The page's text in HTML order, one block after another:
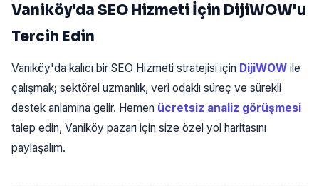
Vaniköy'da SEO Hizmeti İçin DijiWOW'u
Tercih Edin
Vaniköy'da kalıcı bir SEO Hizmeti stratejisi için DijiWOW ile
çalışmak; sektörel uzmanlık, veri odaklı süreç ve sürekli
destek anlamına gelir. Hemen ücretsiz analiz görüşmesi
talep edin, Vaniköy pazarı için size özel yol haritasını
paylaşalım.